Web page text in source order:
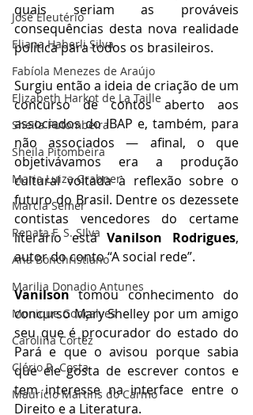
José Eleutério
Eliana Haberli Silva
Fabíola Menezes de Araújo
Elizabeth Harkot de La Taille
Sheila Putombeira
Sheila Pitombeira
Maria Luiza Grabner
Marcia Semer
Renata F. S. SIlva
Ana Bonchristiano
Marilia Donadio Antunes
Monique Gonçalves
Carolina Cortez
Clério R. Costa
Maurício Martins do Carmo
quais seriam as prováveis
consequências desta nova realidade
política para todos os brasileiros.
Surgiu então a ideia de criação de um
concurso de contos aberto aos
associados do IBAP e, também, para
não associados — afinal, o que
objetivávamos era a produção
cultural voltada à reflexão sobre o
futuro do Brasil. Dentre os dezessete
contistas vencedores do certame
literário está Vanilson Rodrigues,
autor do conto “A social rede”.
Vanilson tomou conhecimento do
concurso Mary Shelley por um amigo
seu que é procurador do estado do
Pará e que o avisou porque sabia
que ele gosta de escrever contos e
tem interesse na interface entre o
Direito e a Literatura.